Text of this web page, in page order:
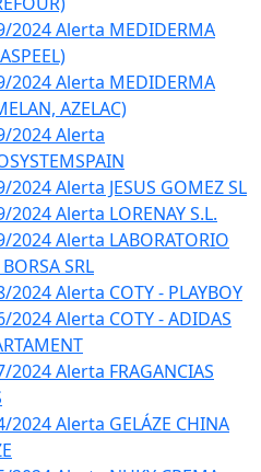
2024 Alerta MEDIDERMA
2024 Alerta MEDIDERMA
AZELAC)
2024 Alerta
2024 Alerta JESUS GOMEZ SL
2024 Alerta LORENAY S.L.
2024 Alerta LABORATORIO
SRL
2024 Alerta COTY - PLAYBOY
2024 Alerta COTY - ADIDAS
2024 Alerta FRAGANCIAS
2024 Alerta GELÁZE CHINA